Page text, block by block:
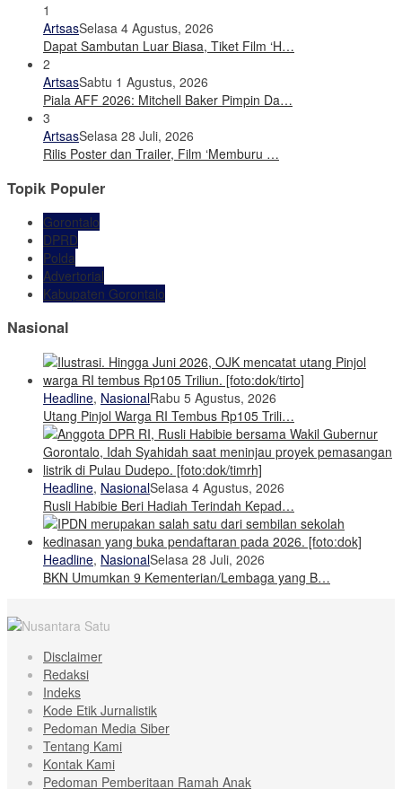
1
ArtsasSelasa 4 Agustus, 2026
Dapat Sambutan Luar Biasa, Tiket Film ‘H…
2
ArtsasSabtu 1 Agustus, 2026
Piala AFF 2026: Mitchell Baker Pimpin Da…
3
ArtsasSelasa 28 Juli, 2026
Rilis Poster dan Trailer, Film ‘Memburu …
Topik Populer
Gorontalo
DPRD
Polda
Advertorial
Kabupaten Gorontalo
Nasional
Headline, NasionalRabu 5 Agustus, 2026
Utang Pinjol Warga RI Tembus Rp105 Trili…
Headline, NasionalSelasa 4 Agustus, 2026
Rusli Habibie Beri Hadiah Terindah Kepad…
Headline, NasionalSelasa 28 Juli, 2026
BKN Umumkan 9 Kementerian/Lembaga yang B…
Disclaimer
Redaksi
Indeks
Kode Etik Jurnalistik
Pedoman Media Siber
Tentang Kami
Kontak Kami
Pedoman Pemberitaan Ramah Anak